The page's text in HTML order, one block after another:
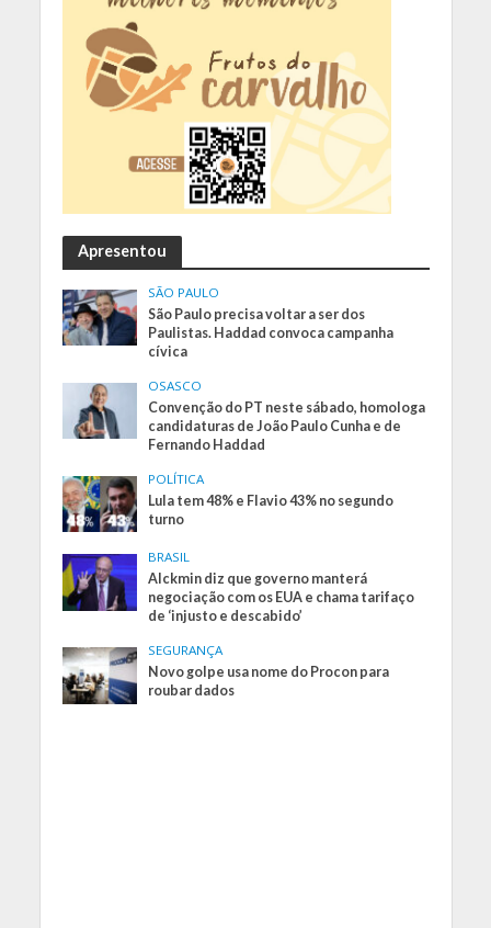
Apresentou
SÃO PAULO
São Paulo precisa voltar a ser dos
Paulistas. Haddad convoca campanha
cívica
OSASCO
Convenção do PT neste sábado, homologa
candidaturas de João Paulo Cunha e de
Fernando Haddad
POLÍTICA
Lula tem 48% e Flavio 43% no segundo
turno
BRASIL
Alckmin diz que governo manterá
negociação com os EUA e chama tarifaço
de ‘injusto e descabido’
SEGURANÇA
Novo golpe usa nome do Procon para
roubar dados